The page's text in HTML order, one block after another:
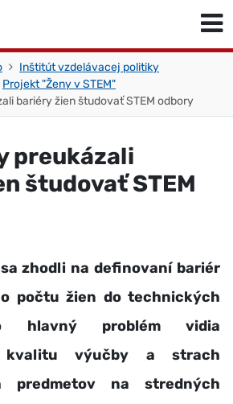
Inštitút vzdelávacej politiky
Projekt "Ženy v STEM"
bariéry žien študovať STEM odbory
preukázali
študovať STEM
sa zhodli na definovaní bariér
počtu žien do technických
hlavný problém vidia
kvalitu výučby a strach
predmetov na stredných